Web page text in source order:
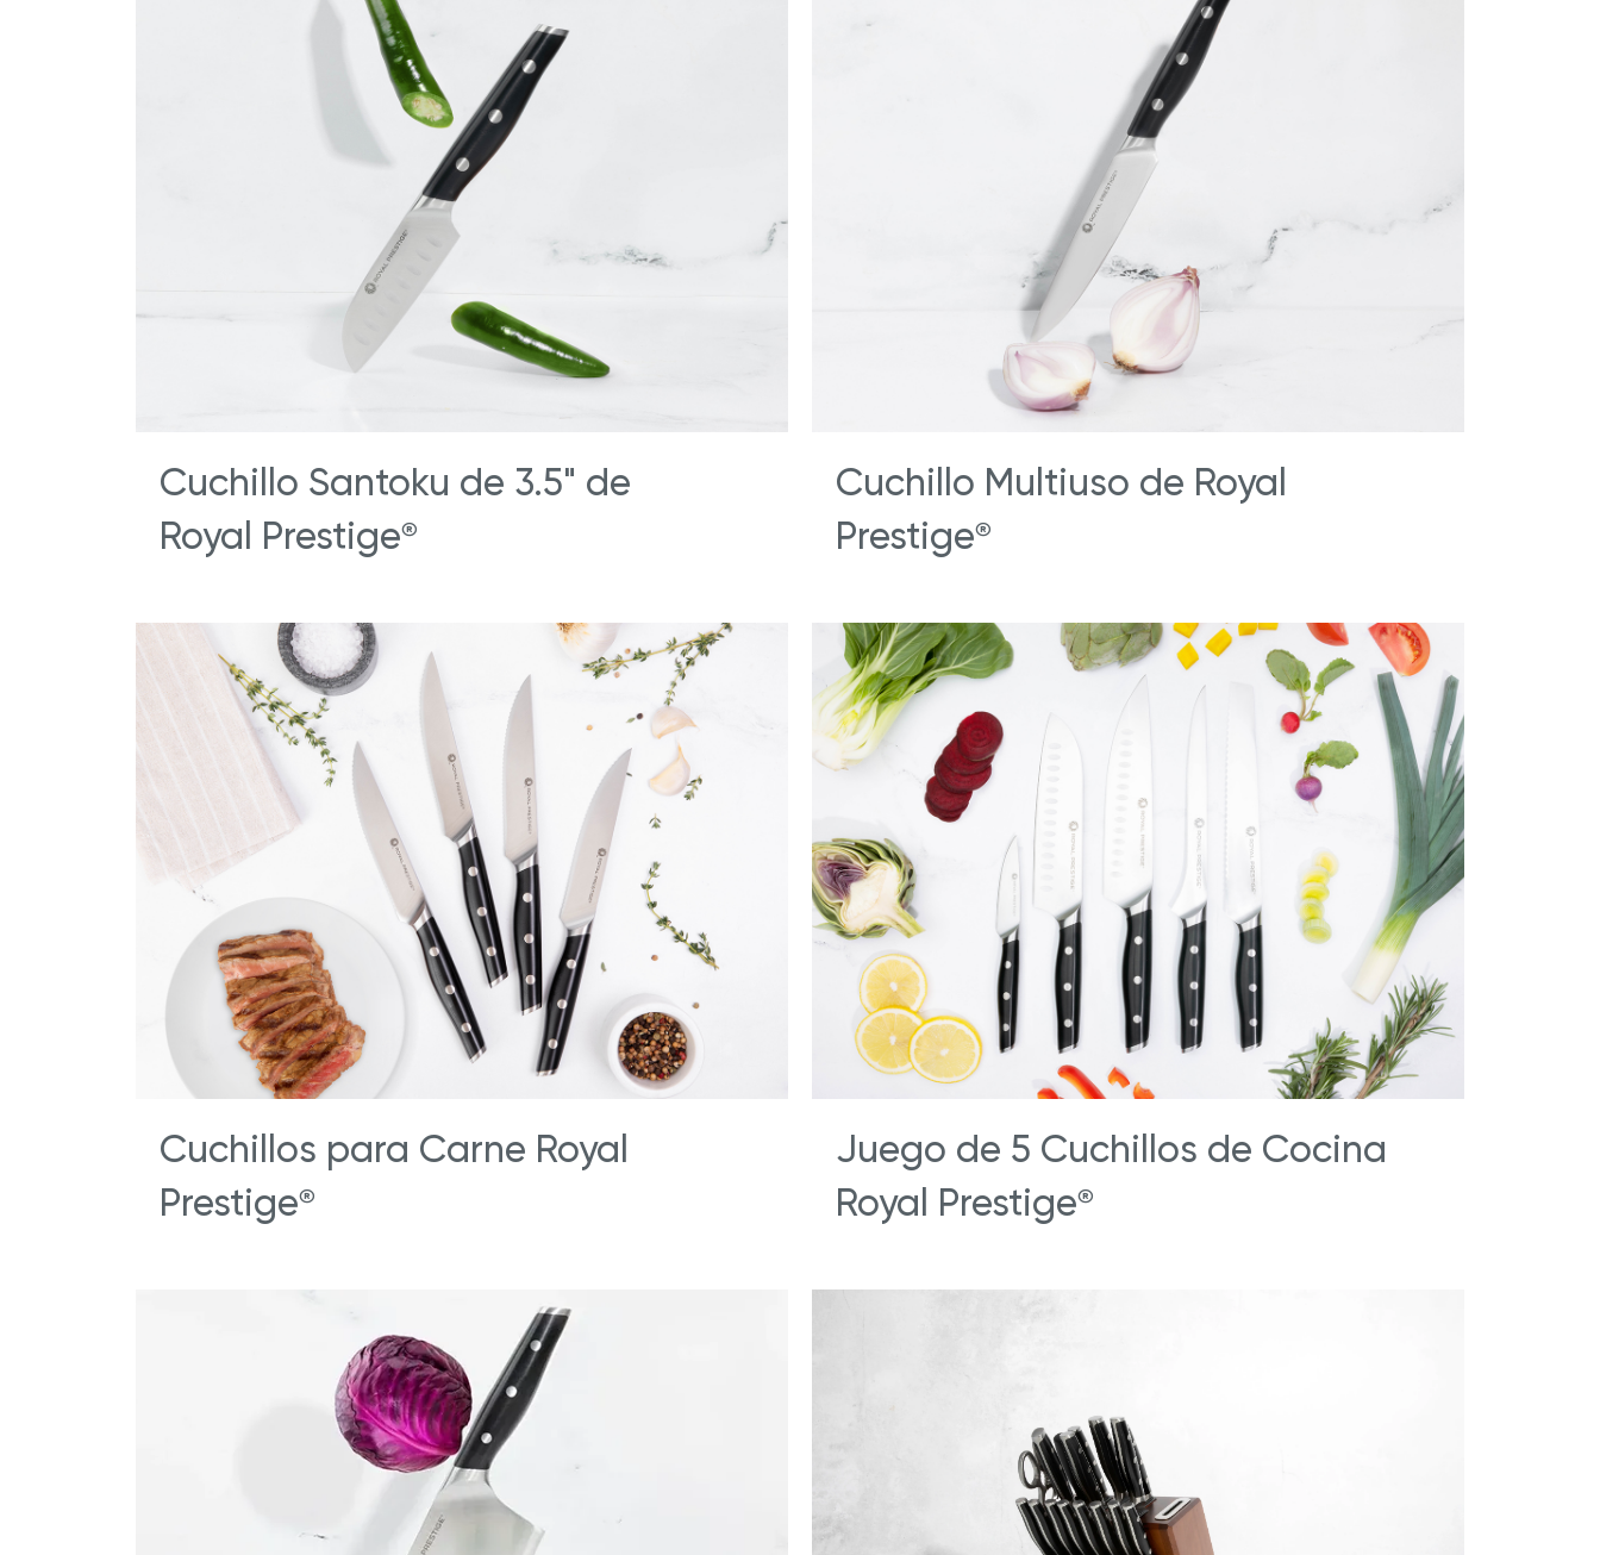
Cuchillo Santoku de 3.5" de
Royal Prestige®
Cuchillo Multiuso de Royal
Prestige®
Cuchillos para Carne Royal
Prestige®
Juego de 5 Cuchillos de Cocina
Royal Prestige®